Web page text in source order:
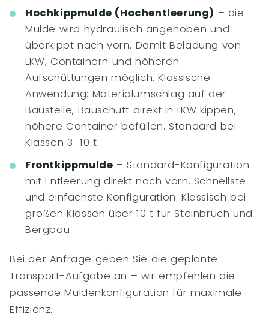
Hochkippmulde (Hochentleerung) – die
Mulde wird hydraulisch angehoben und
überkippt nach vorn. Damit Beladung von
LKW, Containern und höheren
Aufschüttungen möglich. Klassische
Anwendung: Materialumschlag auf der
Baustelle, Bauschutt direkt in LKW kippen,
höhere Container befüllen. Standard bei
Klassen 3–10 t
Frontkippmulde – Standard-Konfiguration
mit Entleerung direkt nach vorn. Schnellste
und einfachste Konfiguration. Klassisch bei
großen Klassen über 10 t für Steinbruch und
Bergbau
Bei der Anfrage geben Sie die geplante
Transport-Aufgabe an – wir empfehlen die
passende Muldenkonfiguration für maximale
Effizienz.